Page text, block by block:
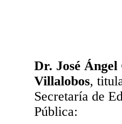
Dr. José
Villalobos,
Secretaría de
Pública: